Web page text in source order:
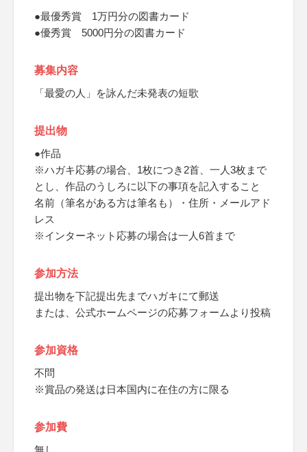
●最優秀賞 1万円分の図書カード
●優秀賞 5000円分の図書カード
募集内容
「最愛の人」を詠んだ未発表の短歌
提出物
●作品
※ハガキ応募の場合、1枚につき2首、一人3枚まで
とし、作品のうしろに以下の事項を記入すること
名前（筆名がある方は筆名も）・住所・メールアド
レス
※インターネット応募の場合は一人6首まで
参加方法
提出物を下記提出先までハガキにて郵送
または、公式ホームページの応募フォームより投稿
参加資格
不問
※賞品の発送は日本国内に在住の方に限る
参加費
無し